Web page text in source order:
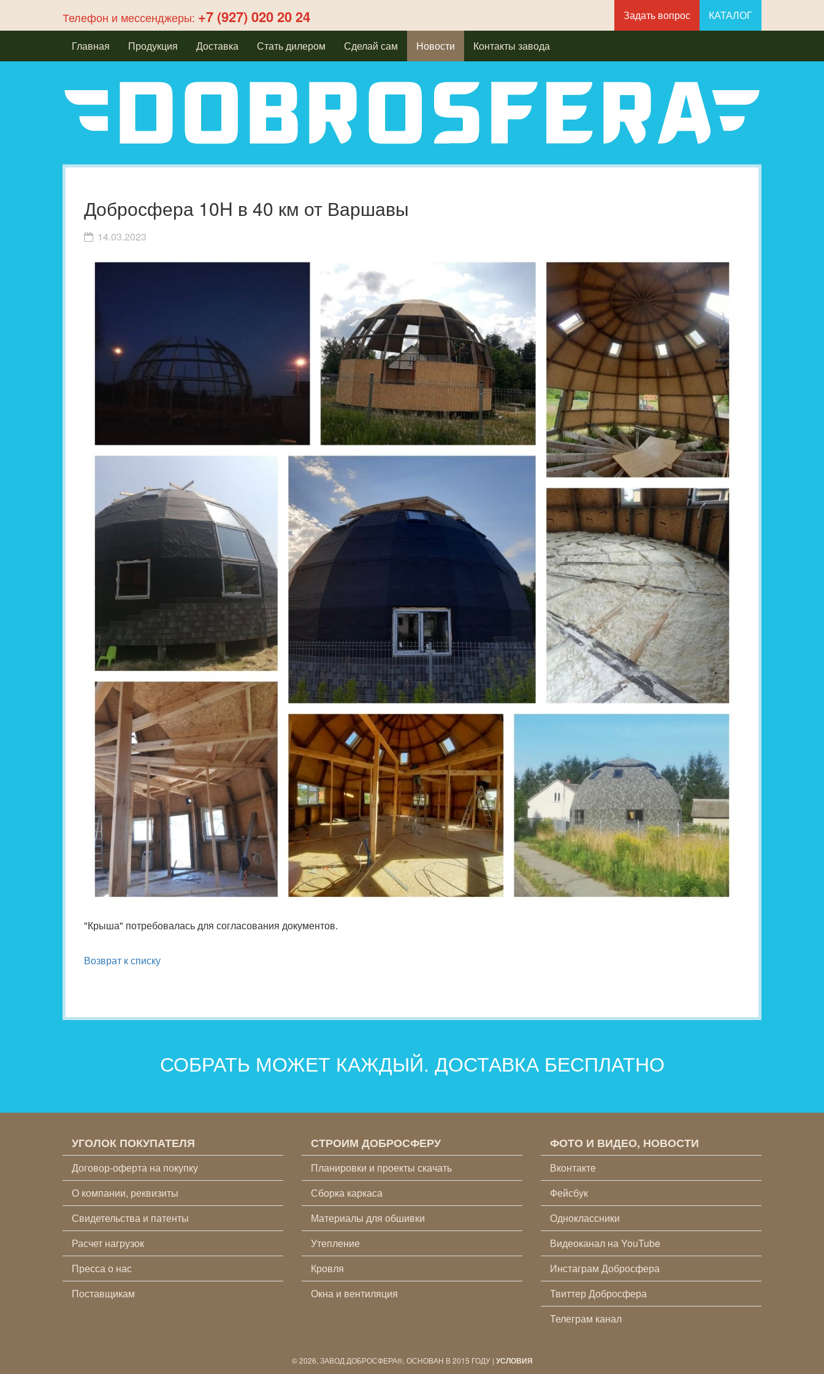
Телефон и мессенджеры: +7 (927) 020 20 24 Задать вопрос КАТАЛОГ
Главная Продукция Доставка Стать дилером Сделай сам Новости Контакты завода
Добросфера 10H в 40 км от Варшавы
14.03.2023
"Крыша" потребовалась для согласования документов.
Возврат к списку
СОБРАТЬ МОЖЕТ КАЖДЫЙ. ДОСТАВКА БЕСПЛАТНО
УГОЛОК ПОКУПАТЕЛЯ
Договор-оферта на покупку
О компании, реквизиты
Свидетельства и патенты
Расчет нагрузок
Пресса о нас
Поставщикам
СТРОИМ ДОБРОСФЕРУ
Планировки и проекты скачать
Сборка каркаса
Материалы для обшивки
Утепление
Кровля
Окна и вентиляция
ФОТО И ВИДЕО, НОВОСТИ
Вконтакте
Фейсбук
Одноклассники
Видеоканал на YouTube
Инстаграм Добросфера
Твиттер Добросфера
Телеграм канал
© 2026, ЗАВОД ДОБРОСФЕРА®, ОСНОВАН В 2015 ГОДУ | УСЛОВИЯ